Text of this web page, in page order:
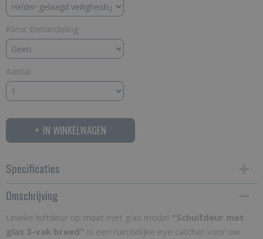
Kleur Behandeling
Aantal
IN WINKELWAGEN
Specificaties
Productcode
Bruto gewicht
Omschrijving
Unieke loftdeur op maat met glas model ''Schuifdeur met
glas 3-vak breed'' is een ruimtelijke eye catcher voor uw